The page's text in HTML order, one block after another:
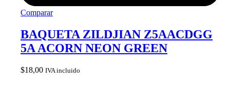
Comparar
BAQUETA ZILDJIAN Z5AACDGG
5A ACORN NEON GREEN
$18,00 IVA incluido